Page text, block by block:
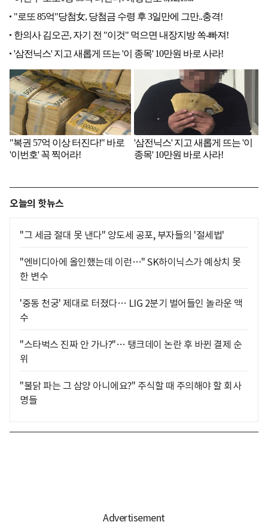
오늘의 핫뉴스
"그 세금 절대 못 낸다" 양도세 공포, 부자들의 '절세법'
"엔비디아에 올인했는데 이런…" SK하이닉스가 예상치 못
한 변수
'중동 천궁' 제대로 터졌다… LIG 2분기 벌어들인 놀라운 액
수
"스타벅스 진짜 안 가나?"… 탱크데이 논란 후 바뀐 결제 순
위
"불닭 파는 그 삼양 아니에요?" 주식할 때 주의해야 할 회사
명들